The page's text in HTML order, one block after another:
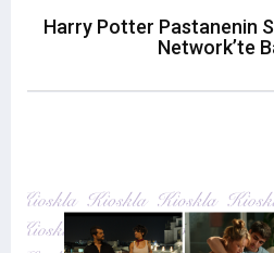
Harry Potter Pastanenin
Network’te